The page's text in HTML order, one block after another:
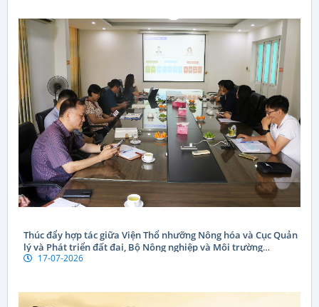
Thúc đẩy hợp tác giữa Viện Thổ nhưỡng Nông hóa và Cục Quản
lý và Phát triển đất đai, Bộ Nông nghiệp và Môi trường
CHDCND Lào
17-07-2026